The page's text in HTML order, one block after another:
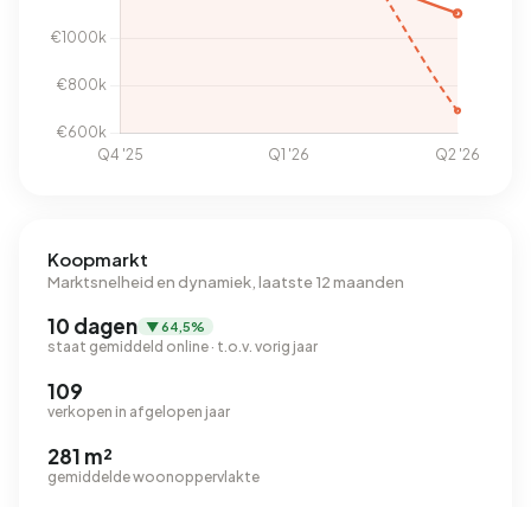
Koopmarkt
Marktsnelheid en dynamiek, laatste 12 maanden
10 dagen ▼ 64,5%
staat gemiddeld online · t.o.v. vorig jaar
109
verkopen in afgelopen jaar
281 m²
gemiddelde woonoppervlakte